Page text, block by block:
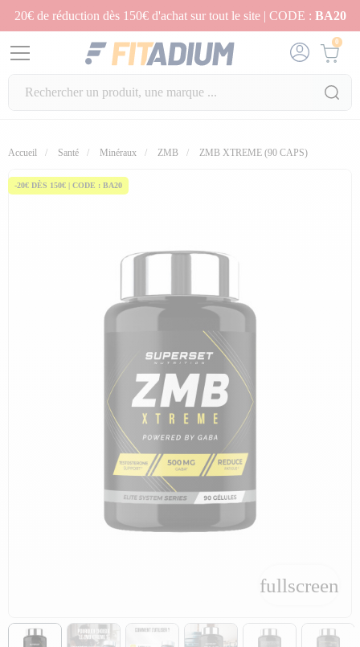
20€ de réduction dès 150€ d'achat sur tout le site | CODE : BA20
0
Accueil Santé Minéraux ZMB ZMB XTREME (90 CAPS)
-20€ DÈS 150€ | CODE : BA20
fullscreen
fullscreen
fullscreen
fullscreen
fullscreen
fullscreen